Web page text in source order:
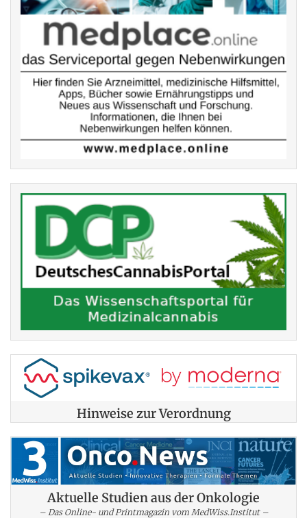
Hinweise zur Verordnung
Aktuelle Studien aus der Onkologie
– Das Online- und Printmagazin vom MedWiss.Institut –